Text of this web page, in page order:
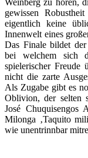
gewissen
eigentlich keine
Innenwelt eines
Das Finale bildet
bei welchem sich
spielerischer Freude
nicht die zarte
Als Zugabe gibt es
Oblivion, der selten
José Chuquisengos
Milonga ‚Taquito
wie unentrinnbar